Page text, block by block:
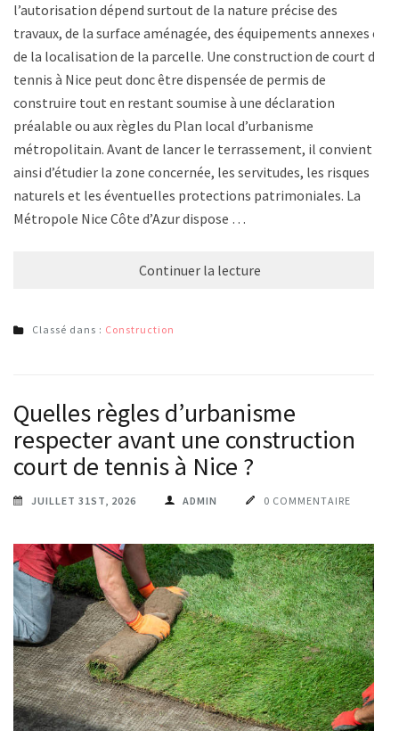
l’autorisation dépend surtout de la nature précise des
travaux, de la surface aménagée, des équipements annexes et
de la localisation de la parcelle. Une construction de court de
tennis à Nice peut donc être dispensée de permis de
construire tout en restant soumise à une déclaration
préalable ou aux règles du Plan local d’urbanisme
métropolitain. Avant de lancer le terrassement, il convient
ainsi d’étudier la zone concernée, les servitudes, les risques
naturels et les éventuelles protections patrimoniales. La
Métropole Nice Côte d’Azur dispose …
Continuer la lecture
Classé dans : Construction
Quelles règles d’urbanisme
respecter avant une construction
court de tennis à Nice ?
JUILLET 31ST, 2026 ADMIN 0 COMMENTAIRE